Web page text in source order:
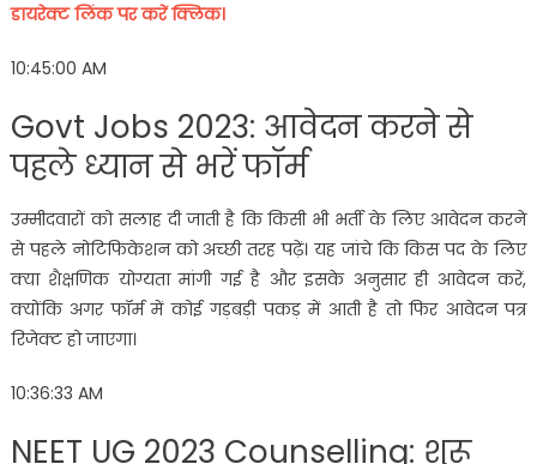
डायरेक्ट लिंक पर करें क्लिक।
10:45:00 AM
Govt Jobs 2023: आवेदन करने से
पहले ध्यान से भरें फॉर्म
उम्मीदवारों को सलाह दी जाती है कि किसी भी भर्ती के लिए आवेदन करने
से पहले नोटिफिकेशन को अच्छी तरह पढ़ें। यह जांचे कि किस पद के लिए
क्या शैक्षणिक योग्यता मांगी गई है और इसके अनुसार ही आवेदन करें,
क्योंकि अगर फॉर्म में कोई गड़बड़ी पकड़ में आती है तो फिर आवेदन पत्र
रिजेक्ट हो जाएगा।
10:36:33 AM
NEET UG 2023 Counselling: शुरू